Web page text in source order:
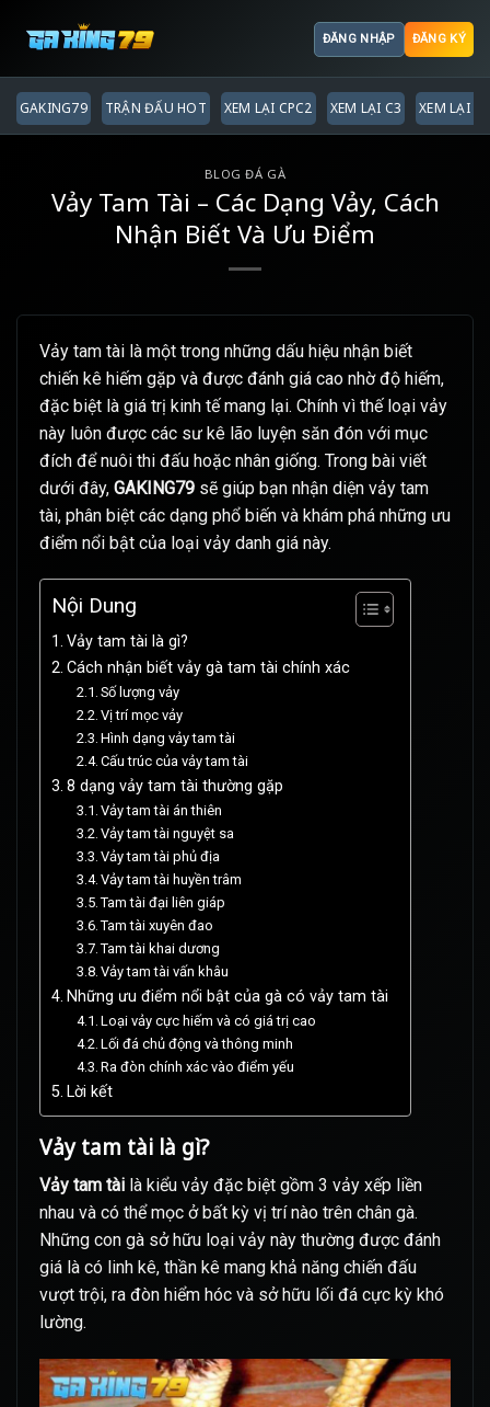
ĐĂNG NHẬP ĐĂNG KÝ
GAKING79 TRẬN ĐẤU HOT XEM LẠI CPC2 XEM LẠI C3 XEM LẠI C4
BLOG ĐÁ GÀ
Vảy Tam Tài – Các Dạng Vảy, Cách
Nhận Biết Và Ưu Điểm
Vảy tam tài là một trong những dấu hiệu nhận biết
chiến kê hiếm gặp và được đánh giá cao nhờ độ hiếm,
đặc biệt là giá trị kinh tế mang lại. Chính vì thế loại vảy
này luôn được các sư kê lão luyện săn đón với mục
đích để nuôi thi đấu hoặc nhân giống. Trong bài viết
dưới đây, GAKING79 sẽ giúp bạn nhận diện vảy tam
tài, phân biệt các dạng phổ biến và khám phá những ưu
điểm nổi bật của loại vảy danh giá này.
Nội Dung
Vảy tam tài là gì?
Cách nhận biết vảy gà tam tài chính xác
Số lượng vảy
Vị trí mọc vảy
Hình dạng vảy tam tài
Cấu trúc của vảy tam tài
8 dạng vảy tam tài thường gặp
Vảy tam tài án thiên
Vảy tam tài nguyệt sa
Vảy tam tài phủ địa
Vảy tam tài huyền trâm
Tam tài đại liên giáp
Tam tài xuyên đao
Tam tài khai dương
Vảy tam tài vấn khâu
Những ưu điểm nổi bật của gà có vảy tam tài
Loại vảy cực hiếm và có giá trị cao
Lối đá chủ động và thông minh
Ra đòn chính xác vào điểm yếu
Lời kết
Vảy tam tài là gì?
Vảy tam tài là kiểu vảy đặc biệt gồm 3 vảy xếp liền
nhau và có thể mọc ở bất kỳ vị trí nào trên chân gà.
Những con gà sở hữu loại vảy này thường được đánh
giá là có linh kê, thần kê mang khả năng chiến đấu
vượt trội, ra đòn hiểm hóc và sở hữu lối đá cực kỳ khó
lường.